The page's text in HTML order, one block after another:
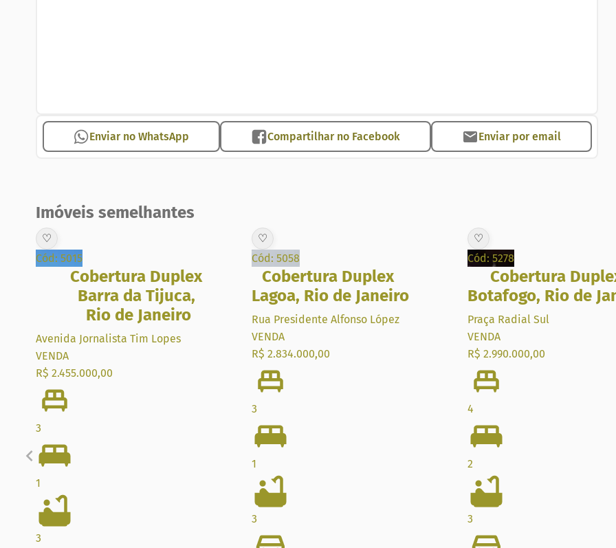
Enviar no WhatsApp Compartilhar no Facebook Enviar por email
Imóveis semelhantes
♡
Cód: 5015
Cobertura Duplex
Barra da Tijuca,
Rio de Janeiro
Avenida Jornalista Tim Lopes
VENDA
R$ 2.455.000,00
3
1
3
♡
Cód: 5058
Cobertura Duplex
Lagoa, Rio de Janeiro
Rua Presidente Alfonso López
VENDA
R$ 2.834.000,00
3
1
3
♡
Cód: 5278
Cobertura
Botafogo, Rio de
Praça Radial Sul
VENDA
R$ 2.990.000,00
4
2
3